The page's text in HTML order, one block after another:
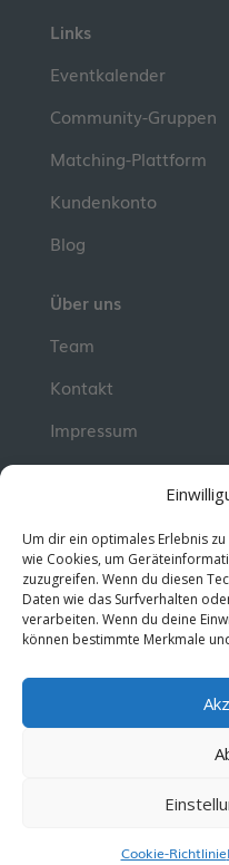
Um dir ein optimales Erlebnis
wie Cookies, um
zuzugreifen. Wenn du diesen
Daten wie das Surfverhalten
verarbeiten. Wenn du deine
können bestimmte Merkmale
Cookie-Richtlinie
Links
Eventkalender
Community-Gruppen
Matching-Plattform
Kundenkonto
Blog
Über uns
Team
Kontakt
Impressum
Erhalte jeden
Wissen für deine
kostenlos abonnieren!
© 2026 MentorMe.
AGBs